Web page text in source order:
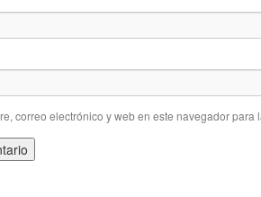
correo electrónico y web en este navegador para